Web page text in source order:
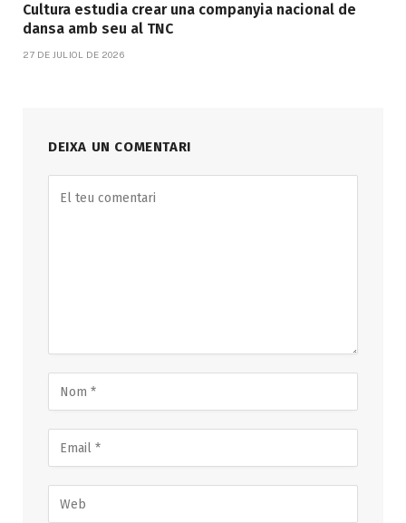
Cultura estudia crear una companyia nacional de
dansa amb seu al TNC
27 DE JULIOL DE 2026
DEIXA UN COMENTARI